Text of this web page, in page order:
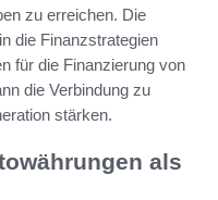
zu erreichen. Die
die Finanzstrategien
für die Finanzierung von
die Verbindung zu
stärken.
als